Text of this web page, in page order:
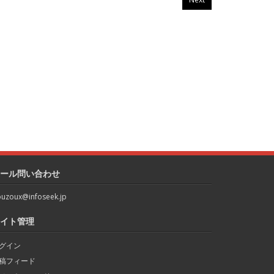
ル問い合わせ
ト管理
イン
フィード